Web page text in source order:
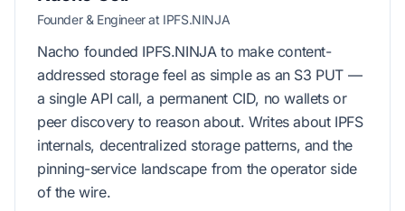
Founder & Engineer at IPFS.NINJA
Nacho founded IPFS.NINJA to make content-
addressed storage feel as simple as an S3 PUT —
a single API call, a permanent CID, no wallets or
peer discovery to reason about. Writes about IPFS
internals, decentralized storage patterns, and the
pinning-service landscape from the operator side
of the wire.